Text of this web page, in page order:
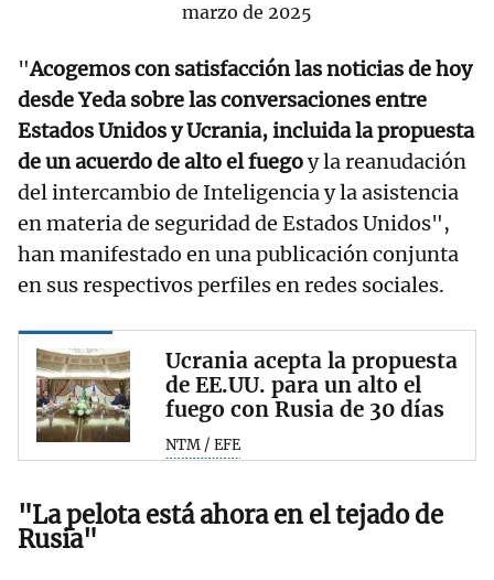
marzo de 2025
"Acogemos con satisfacción las noticias de hoy
desde Yeda sobre las conversaciones entre
Estados Unidos y Ucrania, incluida la propuesta
de un acuerdo de alto el fuegoy la reanudación
del intercambio de Inteligencia y la asistencia
en materia de seguridad de Estados Unidos",
han manifestado en una publicación conjunta
en sus respectivos perfiles en redes sociales.
Ucrania acepta la propuesta
de EE.UU. para un alto el
fuego con Rusia de 30 días
NTM / EFE
"La pelota está ahora en el tejado de
Rusia"